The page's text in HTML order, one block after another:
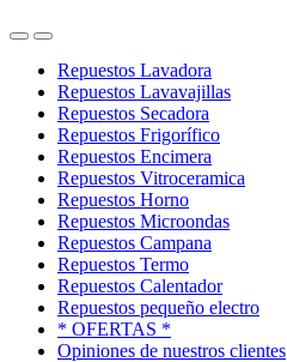
OpenClose
Repuestos Lavadora
Repuestos Lavavajillas
Repuestos Secadora
Repuestos Frigorífico
Repuestos Encimera
Repuestos Vitroceramica
Repuestos Horno
Repuestos Microondas
Repuestos Campana
Repuestos Termo
Repuestos Calentador
Repuestos pequeño electro
* OFERTAS *
Opiniones de nuestros clientes